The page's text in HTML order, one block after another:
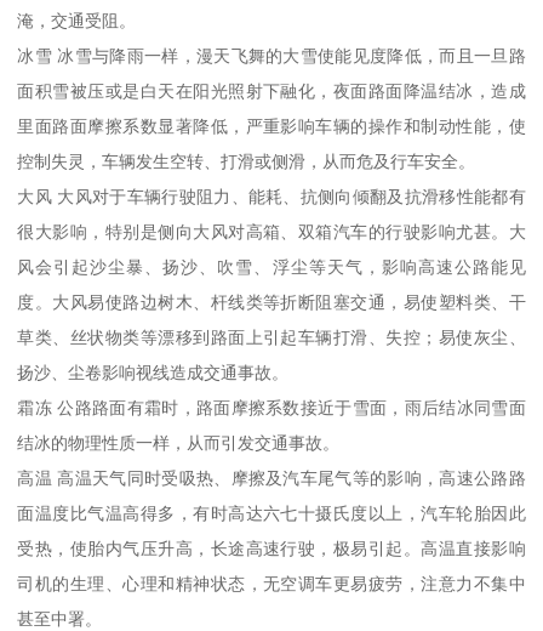
淹，交通受阻。
冰雪 冰雪与降雨一样，漫天飞舞的大雪使能见度降低，而且一旦路
面积雪被压或是白天在阳光照射下融化，夜面路面降温结冰，造成
里面路面摩擦系数显著降低，严重影响车辆的操作和制动性能，使
控制失灵，车辆发生空转、打滑或侧滑，从而危及行车安全。
大风 大风对于车辆行驶阻力、能耗、抗侧向倾翻及抗滑移性能都有
很大影响，特别是侧向大风对高箱、双箱汽车的行驶影响尤甚。大
风会引起沙尘暴、扬沙、吹雪、浮尘等天气，影响高速公路能见
度。大风易使路边树木、杆线类等折断阻塞交通，易使塑料类、干
草类、丝状物类等漂移到路面上引起车辆打滑、失控；易使灰尘、
扬沙、尘卷影响视线造成交通事故。
霜冻 公路路面有霜时，路面摩擦系数接近于雪面，雨后结冰同雪面
结冰的物理性质一样，从而引发交通事故。
高温 高温天气同时受吸热、摩擦及汽车尾气等的影响，高速公路路
面温度比气温高得多，有时高达六七十摄氏度以上，汽车轮胎因此
受热，使胎内气压升高，长途高速行驶，极易引起。高温直接影响
司机的生理、心理和精神状态，无空调车更易疲劳，注意力不集中
甚至中署。